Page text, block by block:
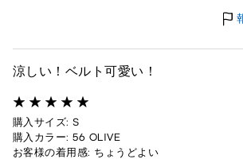
涼しい！ベルト可愛い！
購入サイズ: S
購入カラー: 56 OLIVE
お客様の着用感: ちょうどよい